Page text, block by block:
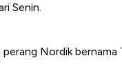
Senin.
Nordik bernama